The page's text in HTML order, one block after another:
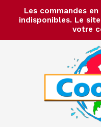
Les commandes
indisponibles. Le
votre